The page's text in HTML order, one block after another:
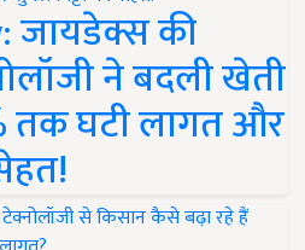
जायडेक्स की
ने बदली खेती
तक घटी लागत और